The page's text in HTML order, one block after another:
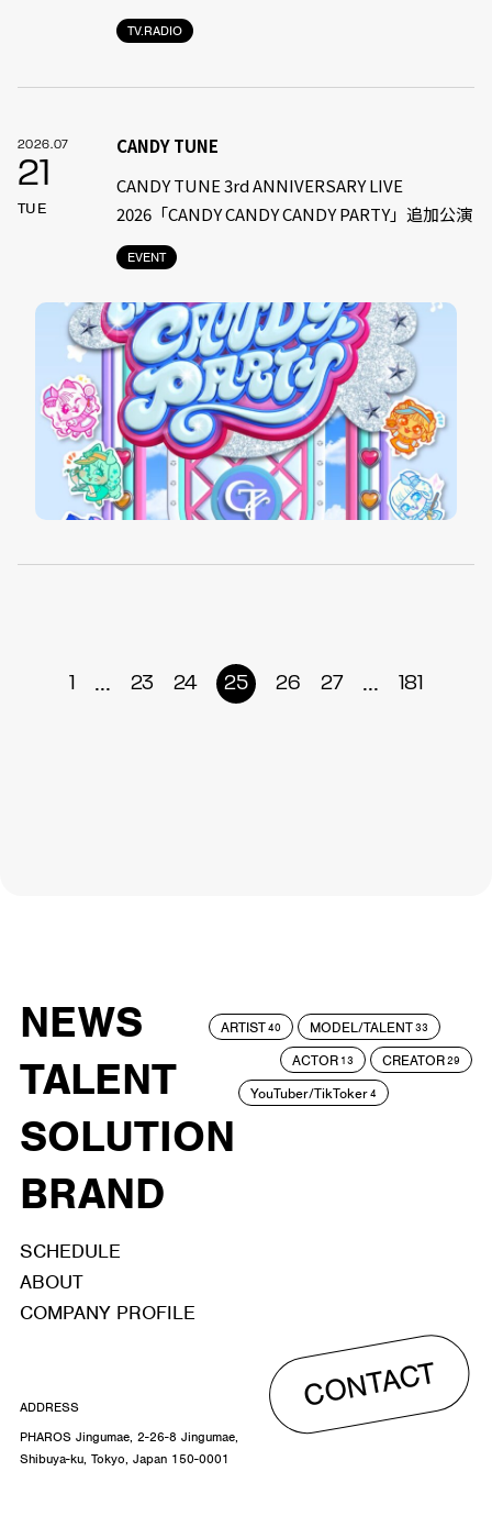
TV.RADIO
2026.07
21
TUE
EVENT
CANDY TUNE
CANDY TUNE 3rd ANNIVERSARY LIVE
2026「CANDY CANDY CANDY PARTY」追加公演
1 ... 23 24 25 26 27 ... 181
NEWS
TALENT
SOLUTION
BRAND
ARTIST40 MODEL/TALENT33
ACTOR 13 CREATOR29
YouTuber/TikToker4
SCHEDULE
ABOUT
COMPANY PROFILE
CONTACT
ADDRESS
PHAROS Jingumae, 2-26-8 Jingumae,
Shibuya-ku, Tokyo, Japan 150-0001